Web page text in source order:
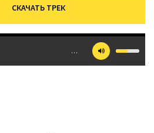
СКАЧАТЬ ТРЕК
…